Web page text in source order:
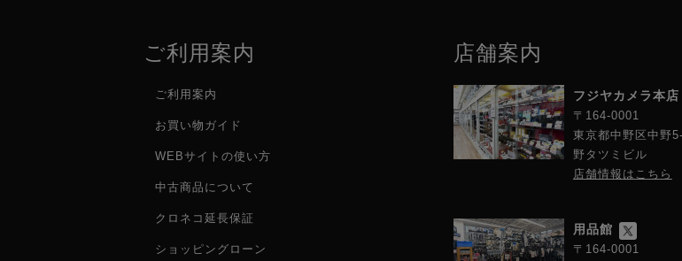
ご利用案内
ご利用案内
お買い物ガイド
WEBサイトの使い方
中古商品について
クロネコ延長保証
ショッピングローン
店舗案内
フジヤカメラ本店
〒164-0001
東京都中野区中野
野タツミビル
店舗情報はこちら
用品館
〒164-0001